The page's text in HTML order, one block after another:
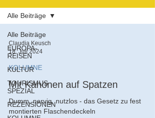
Alle Beiträge
EUROPA-
REISEN
KULTUR
TOURISMUS
SPEZIAL
REZENSIONEN
Alle Beiträge
Claudia Keusch
18. Juli 2024
KOLUMNE
Mit Kanonen auf Spatzen
Dumm, nervig, nutzlos - das Gesetz zu fest
montierten Flaschendeckeln